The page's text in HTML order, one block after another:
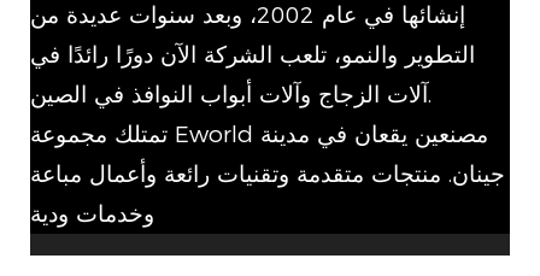
إنشائها في عام 2002، وبعد سنوات عديدة من
التطوير والنمو، تلعب الشركة الآن دورًا رائدًا في
آلات الزجاج وآلات أبواب النوافذ في الصين.
تمتلك مجموعة Eworld مصنعين يقعان في مدينة
جينان. منتجات متقدمة وتقنيات رائعة وأعمال مباعة
وخدمات ودية